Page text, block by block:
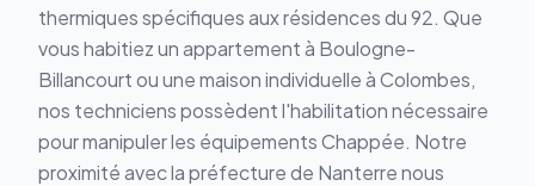
thermiques spécifiques aux résidences du 92. Que
vous habitiez un appartement à Boulogne-
Billancourt ou une maison individuelle à Colombes,
nos techniciens possèdent l'habilitation nécessaire
pour manipuler les équipements Chappée. Notre
proximité avec la préfecture de Nanterre nous